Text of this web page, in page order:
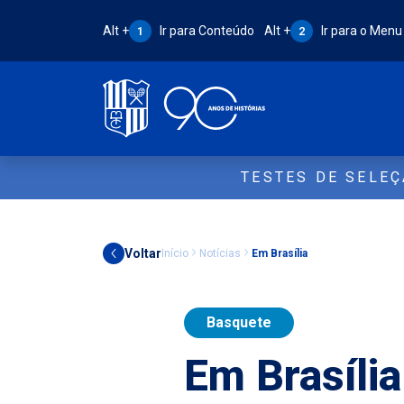
Atalho Alt + 1:
Alt + 1 Ir para Conteúdo Atalho Alt + 2:
Alt + 2 Ir para o Menu
TESTES DE
Voltar Início Notícias Em Brasília
Basquete
Em Brasília